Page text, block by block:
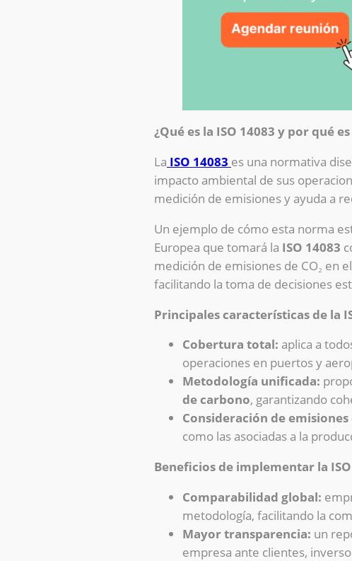
¿Qué es la ISO 14083 y por qué
La ISO 14083 es una normativa
impacto ambiental de sus
medición de emisiones y ayuda a
Un ejemplo de cómo esta norma
Europea que tomará la ISO 14083
medición de emisiones de CO₂ en
facilitando la toma de decisiones
Principales características de la
Cobertura total: aplica a
operaciones en puertos y
Metodología unificada:
de carbono, garantizando
Consideración de
como las asociadas a la
Beneficios de implementar la
Comparabilidad global:
metodología, facilitando la
Mayor transparencia: un
empresa ante clientes,